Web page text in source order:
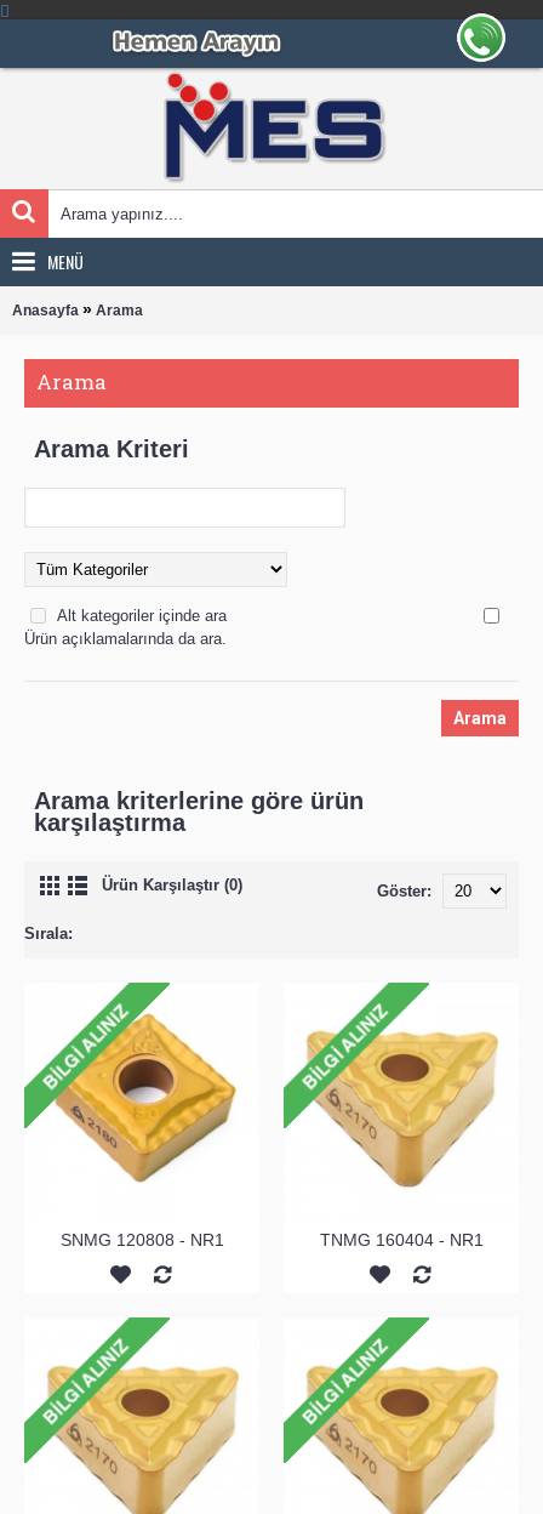
MENÜ
Anasayfa » Arama
Arama
Arama Kriteri
Alt kategoriler içinde ara
Ürün açıklamalarında da ara.
Arama kriterlerine göre ürün
karşılaştırma
Ürün Karşılaştır (0) Göster:
Sırala:
SNMG 120808 - NR1 TNMG 160404 - NR1